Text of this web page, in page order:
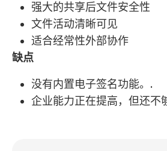
强大的共享后文件安全性
文件活动清晰可见
适合经常性外部协作
缺点
没有内置电子签名功能。.
企业能力正在提高，但还不